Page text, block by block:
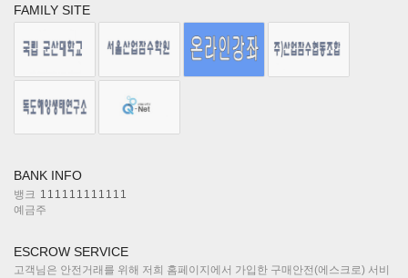
FAMILY SITE
BANK INFO
뱅크 111111111111
예금주
ESCROW SERVICE
고객님은 안전거래를 위해 저희 홈페이지에서 가입한 구매안전(에스크로) 서비